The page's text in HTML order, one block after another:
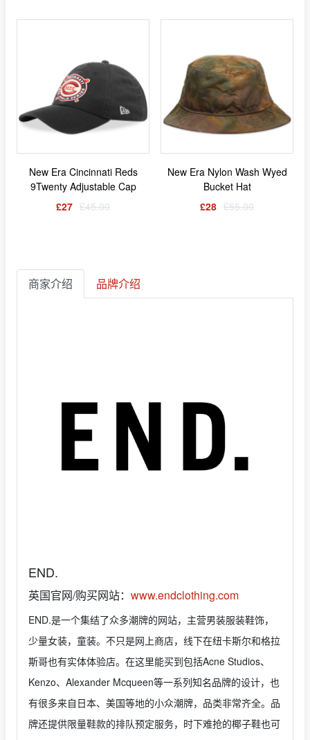
New Era Cincinnati Reds
9Twenty Adjustable Cap
£27 £45.00
New Era Nylon Wash Wyed
Bucket Hat
£28 £55.00
商家介绍 品牌介绍
END.
英国官网/购买网站： www.endclothing.com
END.是一个集结了众多潮牌的网站，主营男装服装鞋饰，
少量女装，童装。不只是网上商店，线下在纽卡斯尔和格拉
斯哥也有实体体验店。在这里能买到包括Acne Studios、
Kenzo、Alexander Mcqueen等一系列知名品牌的设计，也
有很多来自日本、美国等地的小众潮牌，品类非常齐全。品
牌还提供限量鞋款的排队预定服务，时下难抢的椰子鞋也可